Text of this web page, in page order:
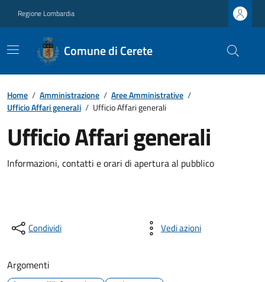
Regione Lombardia
Comune di Cerete
Home / Amministrazione / Aree Amministrative /
Ufficio Affari generali / Ufficio Affari generali
Ufficio Affari generali
Informazioni, contatti e orari di apertura al pubblico
Condividi Vedi azioni
Argomenti